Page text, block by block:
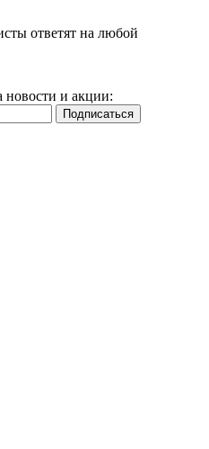
ответят на любой
новости и акции: